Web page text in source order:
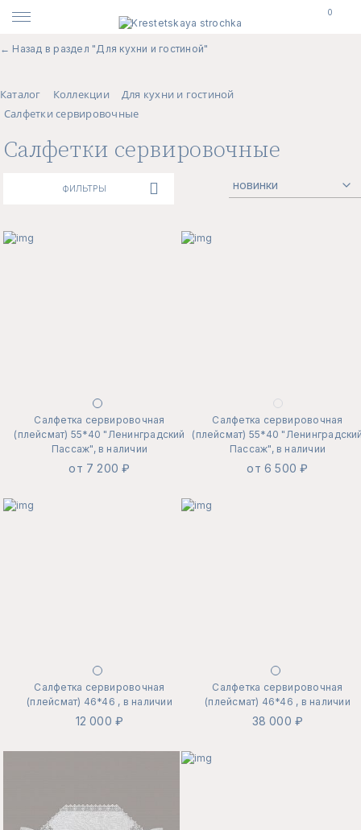
0
← Назад в раздел "Для кухни и гостиной"
Каталог Коллекции
Для кухни и гостиной
Салфетки сервировочные
Салфетки сервировочные
ФИЛЬТРЫ
Салфетка сервировочная
(плейсмат) 55*40 "Ленинградский
Пассаж", в наличии
от 7 200 ₽
Салфетка сервировочная
(плейсмат) 55*40
Пассаж", в наличии
от 6 500 ₽
Салфетка сервировочная
(плейсмат) 46*46 , в наличии
12 000 ₽
Салфетка сервировочная
(плейсмат) 46*46 , в наличии
38 000 ₽